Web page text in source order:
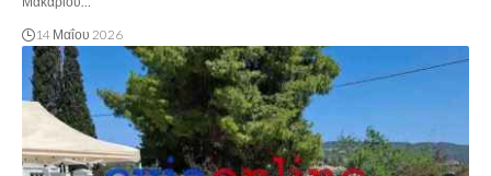
14 Μαΐου 2026